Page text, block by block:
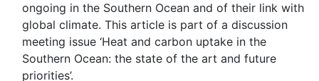
ongoing in the Southern Ocean and of their link with
global climate. This article is part of a discussion
meeting issue ‘Heat and carbon uptake in the
Southern Ocean: the state of the art and future